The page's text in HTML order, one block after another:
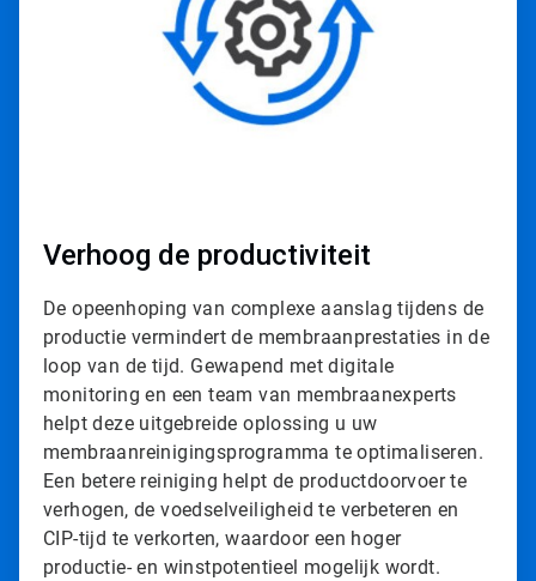
Verhoog de productiviteit
De opeenhoping van complexe aanslag tijdens de
productie vermindert de membraanprestaties in de
loop van de tijd. Gewapend met digitale
monitoring en een team van membraanexperts
helpt deze uitgebreide oplossing u uw
membraanreinigingsprogramma te optimaliseren.
Een betere reiniging helpt de productdoorvoer te
verhogen, de voedselveiligheid te verbeteren en
CIP-tijd te verkorten, waardoor een hoger
productie- en winstpotentieel mogelijk wordt.